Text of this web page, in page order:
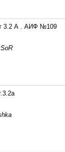
3.2 А . АИФ №109